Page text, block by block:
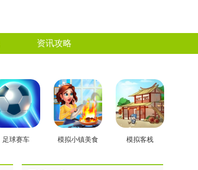
资讯攻略
足球赛车 模拟小镇美食 模拟客栈